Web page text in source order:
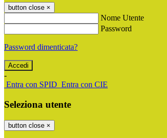
button close ×
Nome Utente
Password
Password dimenticata?
-
Entra con SPID Entra con CIE
Seleziona utente
button close ×